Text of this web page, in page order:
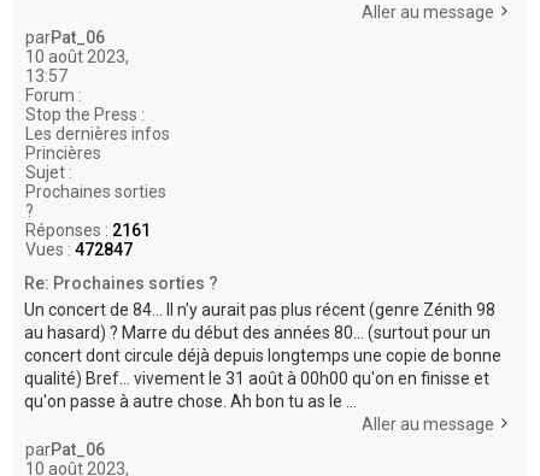
Aller au message
parPat_06
10 août 2023,
13:57
Forum :
Stop the Press :
Les dernières infos
Princières
Sujet :
Prochaines sorties
?
Réponses : 2161
Vues : 472847
Re: Prochaines sorties ?
Un concert de 84... Il n'y aurait pas plus récent (genre Zénith 98
au hasard) ? Marre du début des années 80... (surtout pour un
concert dont circule déjà depuis longtemps une copie de bonne
qualité) Bref... vivement le 31 août à 00h00 qu'on en finisse et
qu'on passe à autre chose. Ah bon tu as le ...
Aller au message
parPat_06
10 août 2023,